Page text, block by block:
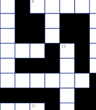
8
15
17